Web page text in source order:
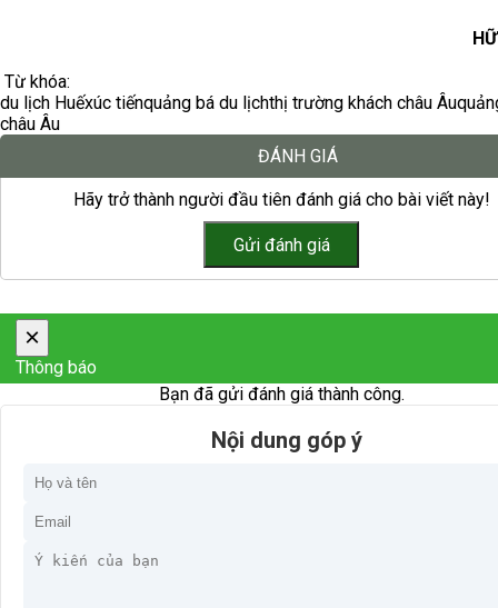
Từ khóa:
du lịch Huếxúc tiếnquảng bá du lịchthị trường khách châu Âu
châu Âu
ĐÁNH GIÁ
Hãy trở thành người đầu tiên đánh giá cho bài viết này!
×
Thông báo
Bạn đã gửi đánh giá thành công.
Nội dung góp ý